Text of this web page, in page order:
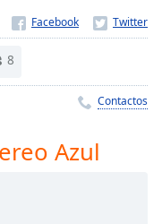
8
Contactos
Azul